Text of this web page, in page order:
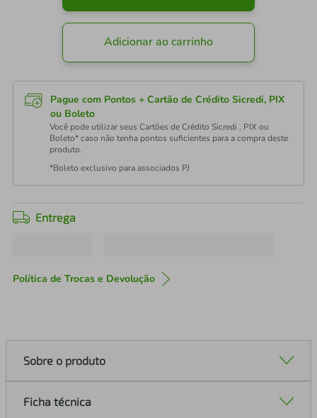
Adicionar ao carrinho
Pague com Pontos + Cartão de Crédito Sicredi, PIX
ou Boleto
Você pode utilizar seus Cartões de Crédito Sicredi , PIX ou
Boleto* caso não tenha pontos suficientes para a compra deste
produto.
*Boleto exclusivo para associados PJ
Entrega
Política de Trocas e Devolução
Sobre o produto
Ficha técnica